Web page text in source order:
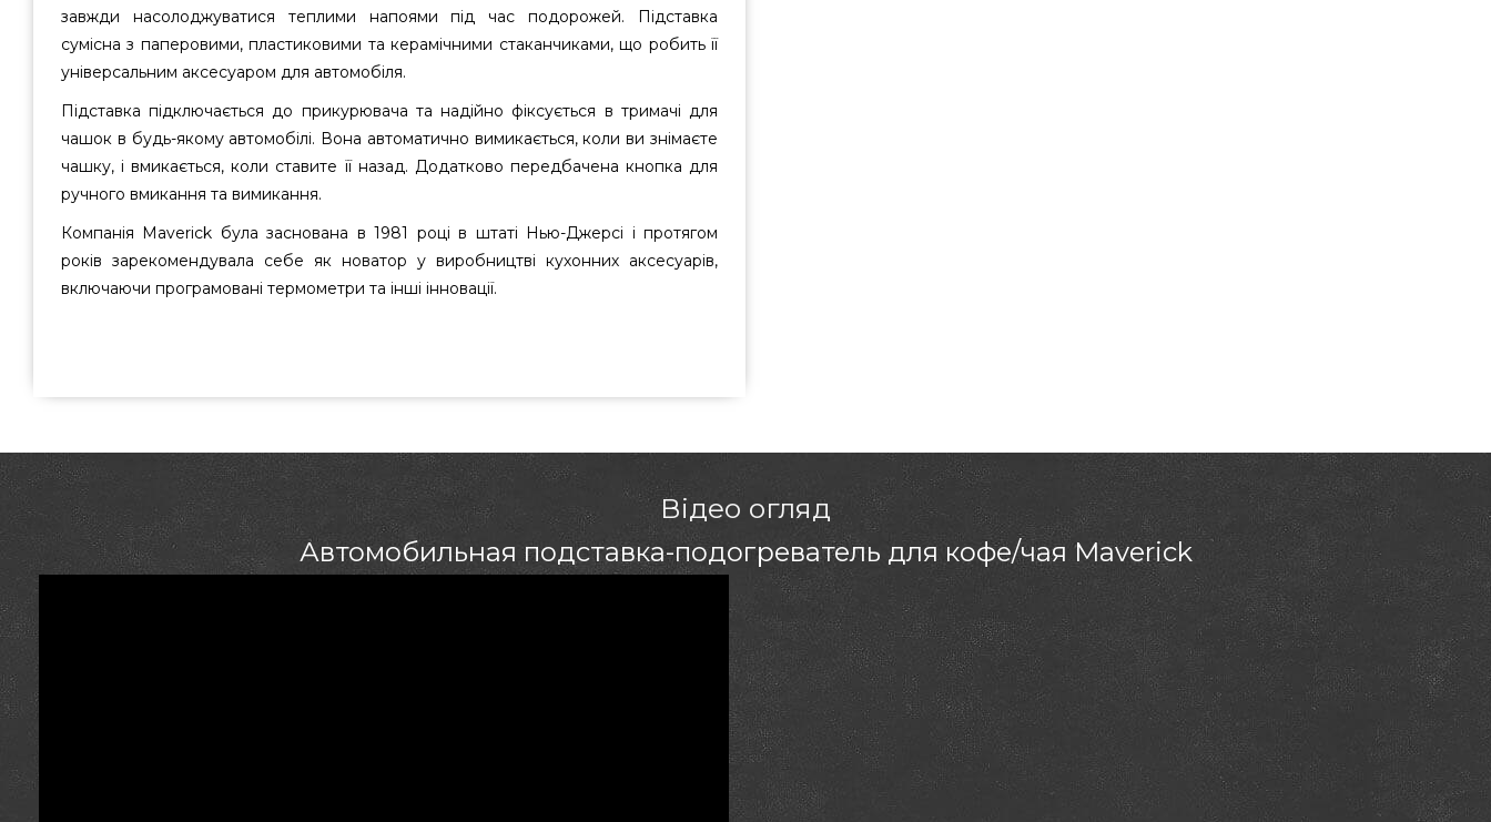
завжди насолоджуватися теплими напоями під час подорожей. Підставка
сумісна з паперовими, пластиковими та керамічними стаканчиками, що робить її
універсальним аксесуаром для автомобіля.
Підставка підключається до прикурювача та надійно фіксується в тримачі для
чашок в будь-якому автомобілі. Вона автоматично вимикається, коли ви знімаєте
чашку, і вмикається, коли ставите її назад. Додатково передбачена кнопка для
ручного вмикання та вимикання.
Компанія Maverick була заснована в 1981 році в штаті Нью-Джерсі і протягом
років зарекомендувала себе як новатор у виробництві кухонних аксесуарів,
включаючи програмовані термометри та інші інновації.
онлайн каталозі грилів та барбекю GrillPoint. Дивитесь і замовляйте також Інше в
334-76-95 и мы допоможемо підібрати клієнтам регіонів: Чернігів, Чернігів, Харків
Відео огляд
Автомобильная подставка-подогреватель для кофе/чая Maverick